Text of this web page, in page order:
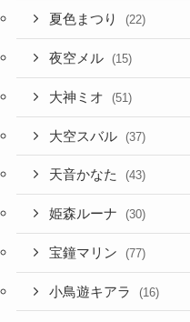
夏色まつり (22)
夜空メル (15)
大神ミオ (51)
大空スバル (37)
天音かなた (43)
姫森ルーナ (30)
宝鐘マリン (77)
小鳥遊キアラ (16)